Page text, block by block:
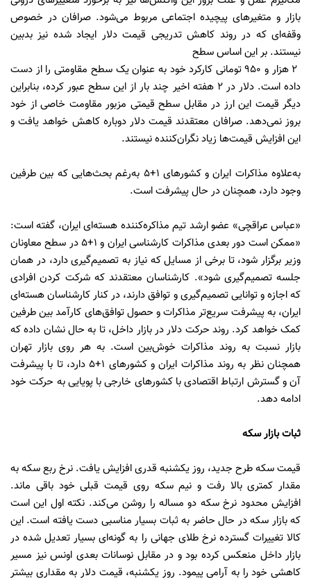
بازار و متغیرهای پیچیده اجتماعی مربوط می‌شود. صرافان در خصوص
وقفه‌ای که در روند کاهش تدریجی قیمت دلار ایجاد شده نیز بدبین
نیستند. بر این اساس سطح
2 هزار و 950 تومانی کارکرد خود به عنوان یک سطح مقاومتی را از دست
داده است. دلار در 2 هفته اخیر چند بار از این سطح عبور کرده، بنابراین
دیگر قیمت این ارز در مقابل سطح قیمتی مزبور مقاومت خاصی از خود
بروز نمی‌دهد. صرافان معتقدند قیمت دلار دوباره کاهش خواهد یافت و
این افزایش قیمت‌ها زیاد نگران‌کننده نیستند.
به‌علاوه مذاکرات ایران و کشورهای 1+5 به‌رغم بحث‌هایی که بین طرفین
وجود دارد، همچنان در حال پیشرفت است.
«عباس عراقچی» عضو ارشد تیم مذاکره‌کننده هسته‌ای ایران، گفته است:
«ممکن است دور بعدی مذاکرات کارشناسی ایران و 1+5 در سطح معاونان
وزیر برگزار شود، تا برخی از مسایل که نیاز به تصمیم‌گیری دارد، در همان
جلسه تصمیم‌گیری شود». کارشناسان معتقدند که شرکت کردن افرادی
که اجازه و توانایی تصمیم‌گیری و توافق دارند، در کنار کارشناسان هسته‌ای
ایران، به پیشرفت سریع‌تر مذاکرات و حصول توافق‌های کارآمد بین طرفین
کمک خواهد کرد. روند حرکت دلار در بازار داخل، تا به حال نشان داده که
بازار نسبت به روند مذاکرات خوش‌بین است. به هر روی بازار تهران
همچنان نظر به روند مذاکرات ایران و کشورهای 1+5 دارد، تا با پیشرفت
آن و گسترش ارتباط اقتصادی با کشورهای خارجی با پویایی به حرکت خود
ادامه دهد.
ثبات بازار سکه
قیمت سکه طرح جدید، روز یکشنبه قدری افزایش یافت. نرخ ربع سکه به
مقدار کمتری بالا رفت و نیم سکه روی قیمت قبلی خود باقی ماند.
افزایش محدود نرخ سکه دو مساله را روشن می‌کند. نکته اول این است
که بازار سکه در حال حاضر به ثبات بسیار مناسبی دست یافته است. این
کالا تغییرات گسترده نرخ طلای جهانی را به گونه‌ای بسیار تعدیل شده در
بازار داخل منعکس کرده بود و در مقابل نوسانات بعدی اونس نیز مسیر
کاهشی خود را به آرامی پیمود. روز یکشنبه، قیمت دلار به مقداری بیشتر